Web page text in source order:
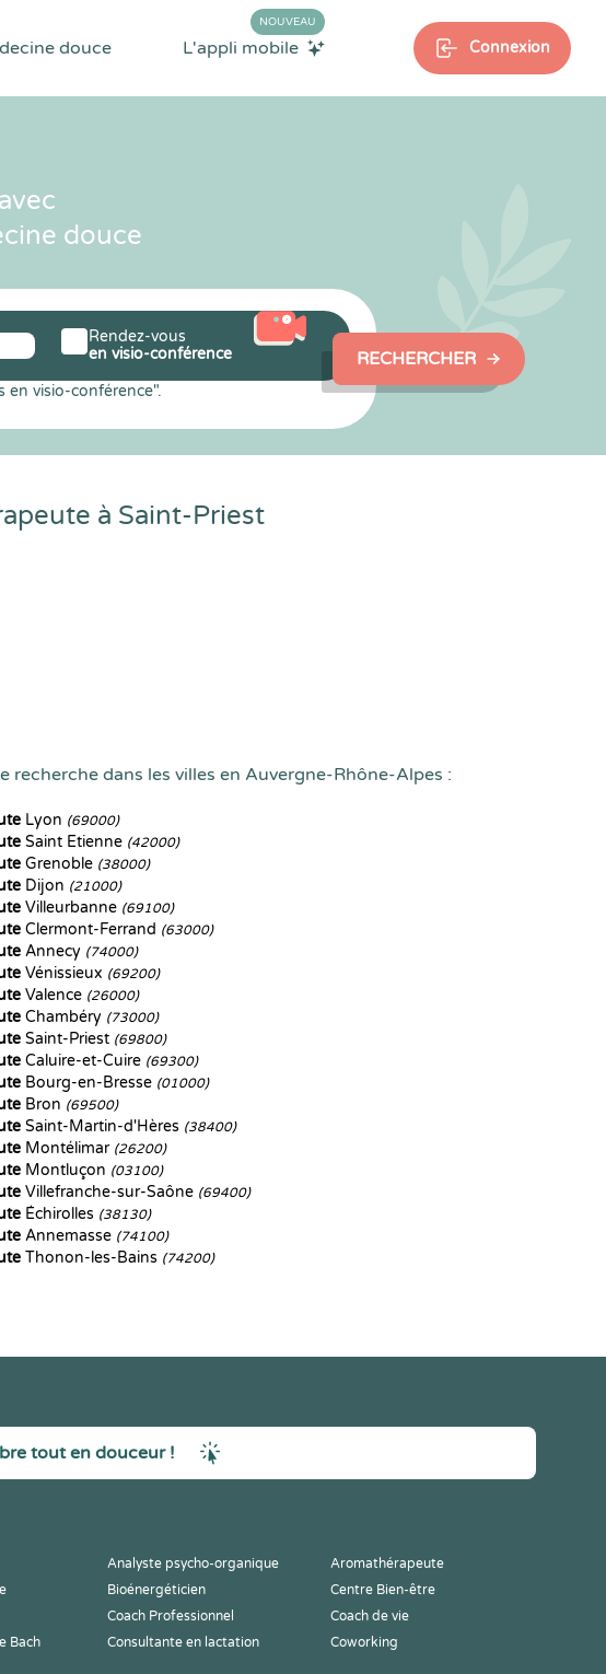
douce L'appli mobile
NOUVEAU
Connexion
douce
en visio-conférence".
Rendez-vous
en visio-conférence
RECHERCHER
à Saint-Priest
recherche dans les villes en Auvergne-Rhône-Alpes :
Lyon (69000)
Saint Etienne (42000)
Grenoble (38000)
Dijon (21000)
Villeurbanne (69100)
Clermont-Ferrand (63000)
Annecy (74000)
Vénissieux (69200)
Valence (26000)
Chambéry (73000)
Saint-Priest (69800)
Caluire-et-Cuire (69300)
Bourg-en-Bresse (01000)
Bron (69500)
Saint-Martin-d'Hères (38400)
Montélimar (26200)
Montluçon (03100)
Villefranche-sur-Saône (69400)
Échirolles (38130)
Annemasse (74100)
Thonon-les-Bains (74200)
tout en douceur !
Analyste psycho-organique
Aromathérapeute
Bioénergéticien
Centre Bien-être
Coach Professionnel
Coach de vie
Bach Consultante en lactation Coworking